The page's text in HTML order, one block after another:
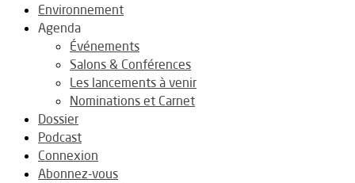
Environnement
Agenda
Événements
Salons & Conférences
Les lancements à venir
Nominations et Carnet
Dossier
Podcast
Connexion
Abonnez-vous